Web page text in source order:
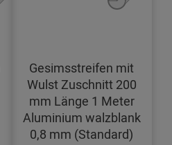
Gesimsstreifen mit
Wulst Zuschnitt 200
mm Länge 1 Meter
Aluminium walzblank
0,8 mm (Standard)